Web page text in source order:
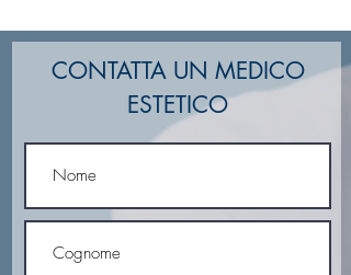
CONTATTA UN MEDICO
ESTETICO